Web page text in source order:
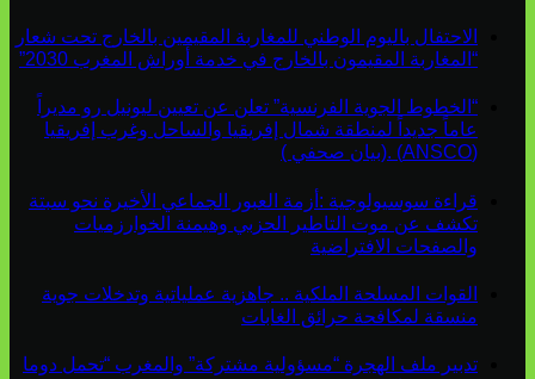
الاحتفال باليوم الوطني للمغاربة المقيمين بالخارج تحت شعار
“المغاربة المقيمون بالخارج في خدمة أوراش المغرب 2030”
“الخطوط الجوية الفرنسية” تعلن عن تعيين ليونيل رو مديراً
عاماً جديداً لمنطقة شمال إفريقيا والساحل وغرب إفريقيا
(ANSCO) .(بيان صحفي )
قراءة سوسيولوجية :أزمة العبور الجماعي الأخيرة نحو سبتة
تكشف عن موت التاطير الحزبي وهيمنة الخوارزميات
والصفحات الافتراضية
القوات المسلحة الملكية .. جاهزية عملياتية وتدخلات جوية
منسقة لمكافحة حرائق الغابات
تدبير ملف الهجرة “مسؤولية مشتركة” والمغرب “تحمل دوما